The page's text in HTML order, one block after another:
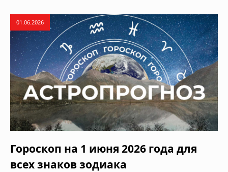
01.06.2026
Гороскоп на 1 июня 2026 года для
всех знаков зодиака